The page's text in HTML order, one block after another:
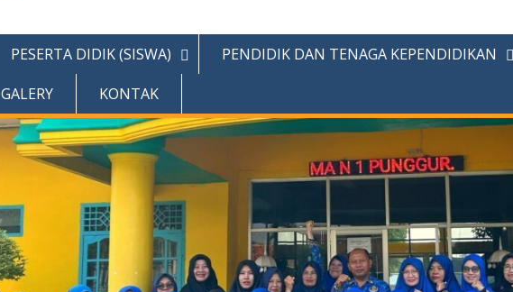
PESERTA DIDIK (SISWA) PENDIDIK DAN TENAGA KEPENDIDIKAN
GALERY KONTAK